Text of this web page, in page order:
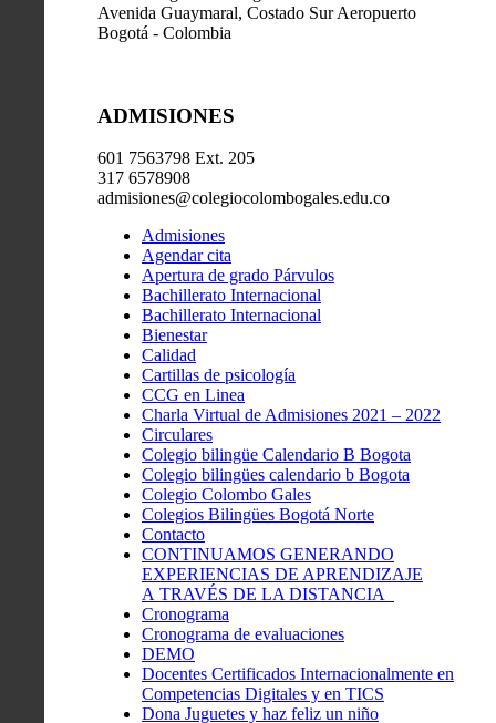
Avenida Guaymaral, Costado Sur Aeropuerto
Bogotá - Colombia
ADMISIONES
601 7563798 Ext. 205
317 6578908
admisiones@colegiocolombogales.edu.co
Admisiones
Agendar cita
Apertura de grado Párvulos
Bachillerato Internacional
Bachillerato Internacional
Bienestar
Calidad
Cartillas de psicología
CCG en Linea
Charla Virtual de Admisiones 2021 – 2022
Circulares
Colegio bilingüe Calendario B Bogota
Colegio bilingües calendario b Bogota
Colegio Colombo Gales
Colegios Bilingües Bogotá Norte
Contacto
CONTINUAMOS GENERANDO
EXPERIENCIAS DE APRENDIZAJE
A TRAVÉS DE LA DISTANCIA
Cronograma
Cronograma de evaluaciones
DEMO
Docentes Certificados Internacionalmente en
Competencias Digitales y en TICS
Dona Juguetes y haz feliz un niño